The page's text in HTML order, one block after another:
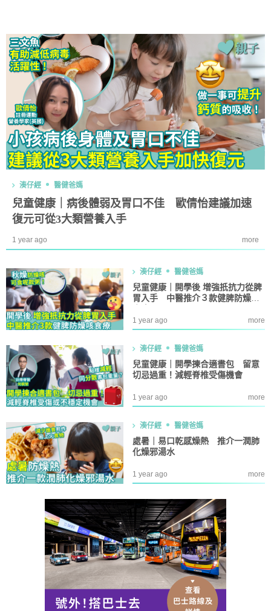
湊仔經 醫健爸媽
兒童健康｜病後體弱及胃口不佳 歐倩怡建議加速
復元可從3大類營養入手
1 year ago more
湊仔經 醫健爸媽
兒童健康｜開學後 增強扺抗力從脾
胃入手 中醫推介３款健脾防燥咳
1 year ago more
湊仔經 醫健爸媽
兒童健康｜開學揀合適書包 留意
切忌過重！減輕脊椎受傷機會
1 year ago more
湊仔經 醫健爸媽
處暑｜易口乾感燥熱 推介一潤肺
化燥邪湯水
1 year ago more